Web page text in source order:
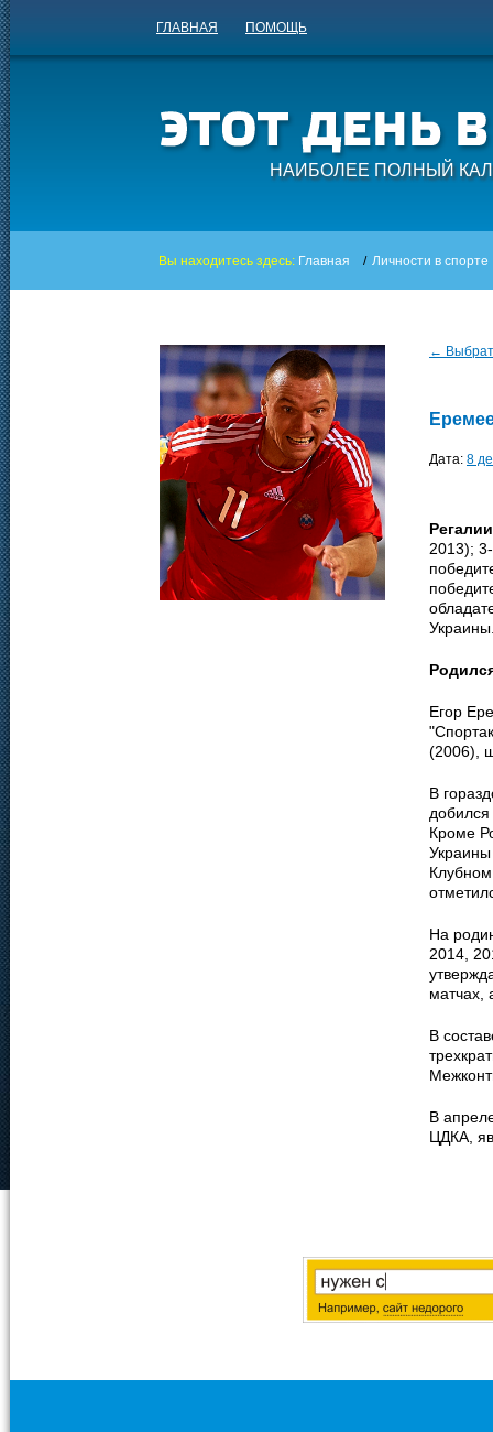
ГЛАВНАЯ ПОМОЩЬ
НАИБОЛЕЕ ПОЛНЫЙ
Вы находитесь здесь: Главная / Личности в спорте
←
Дата: 8
2013);
Егор
(2006),
В
Кроме
Украины
На
2014,
матчах,
В
В
ЦДКА,